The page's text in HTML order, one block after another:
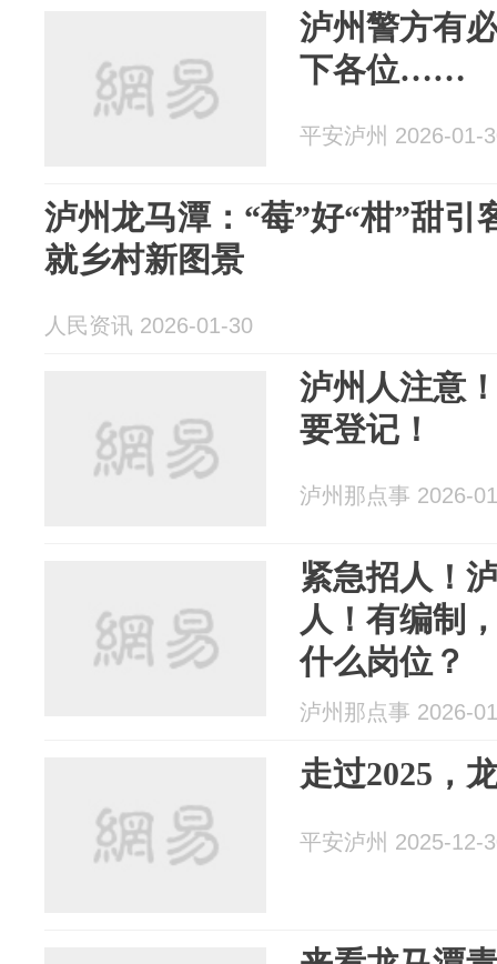
泸州警方有
下各位……
平安泸州 2026-01-
泸州龙马潭：“莓”好“柑”甜引
就乡村新图景
人民资讯 2026-01-30
泸州人注意
要登记！
泸州那点事 2026-
紧急招人！
人！有编制
什么岗位？
泸州那点事 2026-
走过2025，
平安泸州 2025-12-